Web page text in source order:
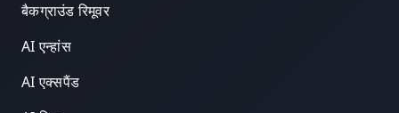
बैकग्राउंड रिमूवर
AI एन्हांस
AI एक्सपैंड